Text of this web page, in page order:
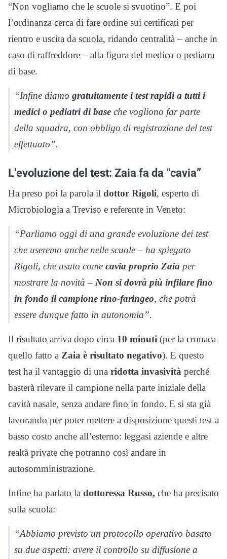
“Non vogliamo che le scuole si svuotino”. E poi
l’ordinanza cerca di fare ordine sui certificati per
rientro e uscita da scuola, ridando centralità – anche in
caso di raffreddore – alla figura del medico o pediatra
di base.
“Infine diamo gratuitamente i test rapidi a tutti i
medici o pediatri di base che vogliono far parte
della squadra, con obbligo di registrazione del test
effettuato”.
L’evoluzione del test: Zaia fa da “cavia”
Ha preso poi la parola il dottor Rigoli, esperto di
Microbiologia a Treviso e referente in Veneto:
“Parliamo oggi di una grande evoluzione dei test
che useremo anche nelle scuole – ha spiegato
Rigoli, che usato come cavia proprio Zaia per
mostrare la novità – Non si dovrà più infilare fino
in fondo il campione rino-faringeo, che potrà
essere dunque fatto in autonomia”.
Il risultato arriva dopo circa 10 minuti (per la cronaca
quello fatto a Zaia è risultato negativo). E questo
test ha il vantaggio di una ridotta invasività perché
basterà rilevare il campione nella parte iniziale della
cavità nasale, senza andare fino in fondo. E si sta già
lavorando per poter mettere a disposizione questi test a
basso costo anche all’esterno: leggasi aziende e altre
realtà private che potranno così andare in
autosomministrazione.
Infine ha parlato la dottoressa Russo, che ha precisato
sulla scuola:
“Abbiamo previsto un protocollo operativo basato
su due aspetti: avere il controllo su diffusione a